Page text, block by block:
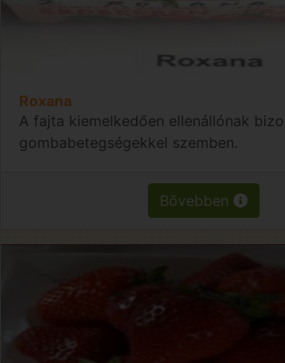
Roxana
A fajta kiemelkedően ellenállónak
gombabetegségekkel szemben.
Bővebben